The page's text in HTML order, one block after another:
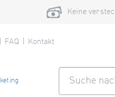
Keine
FAQ Kontakt